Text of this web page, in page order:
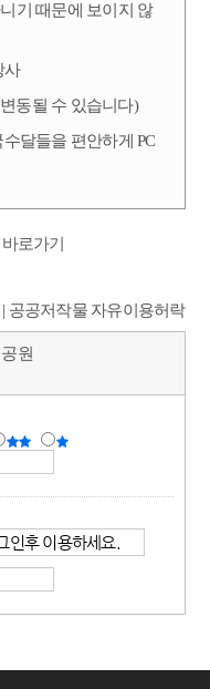
기 때문에 보이지 않
사
동될 수 있습니다)
달들을 편안하게 PC
원